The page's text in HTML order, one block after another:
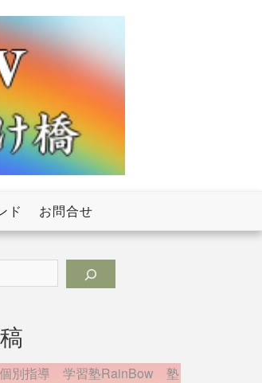
ド お問合せ
別指導 学習塾RainBow 塾